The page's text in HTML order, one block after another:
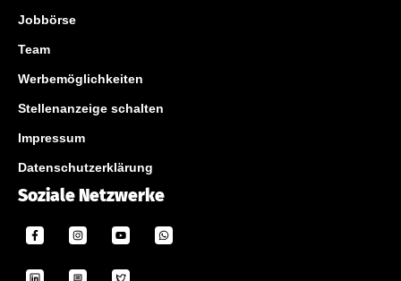
Jobbörse
Team
Werbemöglichkeiten
Stellenanzeige schalten
Impressum
Datenschutzerklärung
Soziale Netzwerke